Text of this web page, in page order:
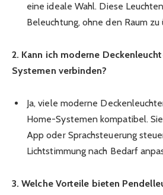
eine ideale Wahl. Diese
Beleuchtung, ohne den Raum zu
2. Kann ich moderne
Systemen verbinden?
Ja, viele moderne
Home-Systemen kompatibel.
App oder Sprachsteuerung
Lichtstimmung nach Bedarf
3. Welche Vorteile bieten